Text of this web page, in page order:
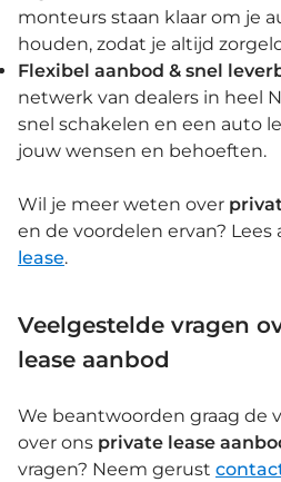
monteurs staan klaar om je
houden, zodat je altijd
Flexibel aanbod & snel
netwerk van dealers in heel
snel schakelen en een auto
jouw wensen en behoeften.
Wil je meer weten over
en de voordelen ervan? Lees
lease.
Veelgestelde vragen
lease aanbod
We beantwoorden graag de
over ons private lease
vragen? Neem gerust